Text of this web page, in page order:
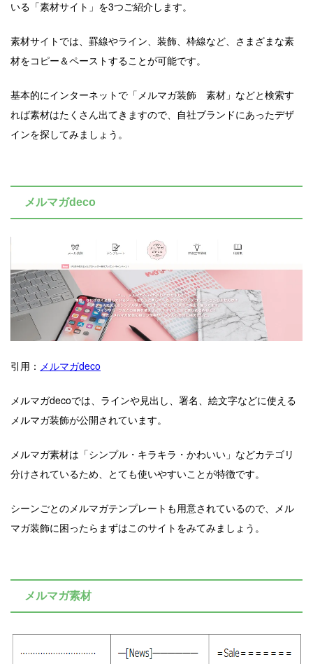
いる「素材サイト」を3つご紹介します。
素材サイトでは、罫線やライン、装飾、枠線など、さまざまな素
材をコピー＆ペーストすることが可能です。
基本的にインターネットで「メルマガ装飾 素材」などと検索す
れば素材はたくさん出てきますので、自社ブランドにあったデザ
インを探してみましょう。
メルマガdeco
引用： メルマガdeco
メルマガdecoでは、ラインや見出し、署名、絵文字などに使える
メルマガ装飾が公開されています。
メルマガ素材は「シンプル・キラキラ・かわいい」などカテゴリ
分けされているため、とても使いやすいことが特徴です。
シーンごとのメルマガテンプレートも用意されているので、メル
マガ装飾に困ったらまずはこのサイトをみてみましょう。
メルマガ素材